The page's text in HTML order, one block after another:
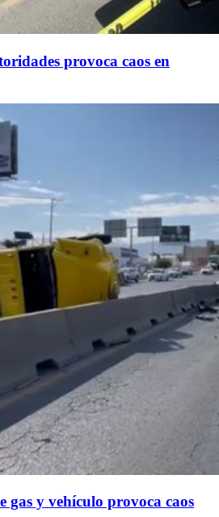
provoca caos en
gas y vehículo provoca caos